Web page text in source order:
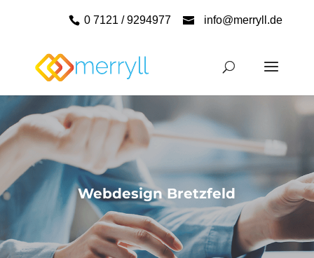
0 7121 / 9294977 info@merryll.de
Webdesign Bretzfeld